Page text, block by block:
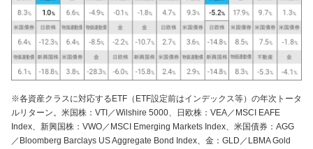
サービスのご案内
たいこうでんさいサービス
サービスのご案内
※各資産クラスに対応するETF（ETF設定前はインデックス等）の年次トータ
ルリターン。米国株：VTI／Wilshire 5000、日欧株：VEA／MSCI EAFE
Index、新興国株：VWO／MSCI Emerging Markets Index、米国債券：AGG
／Bloomberg Barclays US Aggregate Bond Index、金：GLD／LBMA Gold